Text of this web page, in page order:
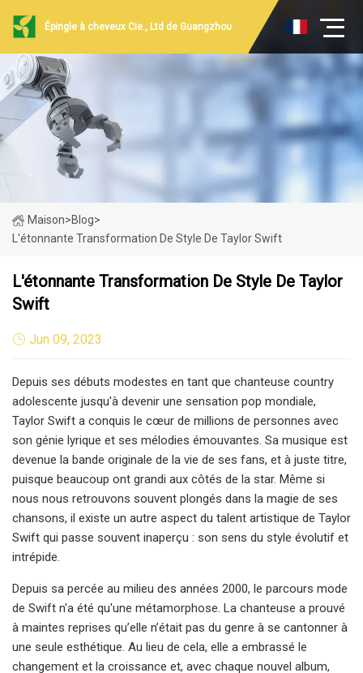
Épingle à cheveux Cie., Ltd de Guangzhou
Maison>Blog>
L'étonnante Transformation De Style De Taylor Swift
L'étonnante Transformation De Style De Taylor
Swift
Jun 09, 2023
Depuis ses débuts modestes en tant que chanteuse country
adolescente jusqu'à devenir une sensation pop mondiale,
Taylor Swift a conquis le cœur de millions de personnes avec
son génie lyrique et ses mélodies émouvantes. Sa musique est
devenue la bande originale de la vie de ses fans, et à juste titre,
puisque beaucoup ont grandi aux côtés de la star. Même si
nous nous retrouvons souvent plongés dans la magie de ses
chansons, il existe un autre aspect du talent artistique de Taylor
Swift qui passe souvent inaperçu : son sens du style évolutif et
intrépide.
Depuis sa percée au milieu des années 2000, le parcours mode
de Swift n'a été qu'une métamorphose. La chanteuse a prouvé
à maintes reprises qu’elle n’était pas du genre à se cantonner à
une seule esthétique. Au lieu de cela, elle a embrassé le
changement et la croissance et, avec chaque nouvel album,